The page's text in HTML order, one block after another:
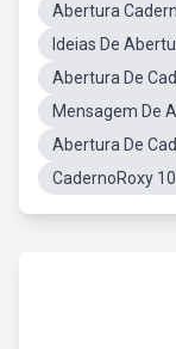
Abertura
Ideias De
Abertura De
Mensagem De
Abertura De
CadernoRoxy